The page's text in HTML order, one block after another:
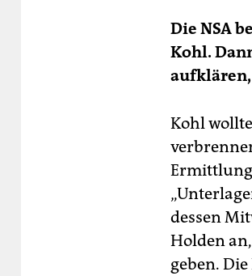
Die NSA
Kohl.
aufklären,
Kohl
dessen
Holden
geben.